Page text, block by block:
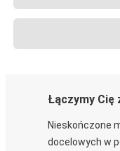
Łączymy Cię
Nieskończone
docelowych w